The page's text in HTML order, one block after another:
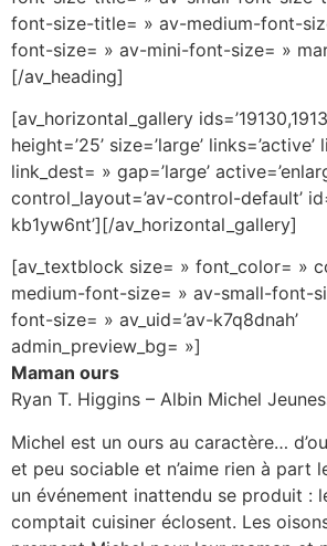
font-size-title= » av-medium-font-
font-size= » av-mini-font-size= »
[/av_heading]
[av_horizontal_gallery
height=’25’ size=’large’
link_dest= » gap=’large’
control_layout=’av-control-default’
kb1yw6nt’][/av_horizontal_gallery]
[av_textblock size= » font_color= »
medium-font-size= » av-small-font-
font-size= » av_uid=’av-k7q8dnah’
admin_preview_bg= »]
Maman ours
Ryan T. Higgins – Albin Michel
Michel est un ours au caractère…
et peu sociable et n’aime rien à part
un événement inattendu se produit :
comptait cuisiner éclosent. Les